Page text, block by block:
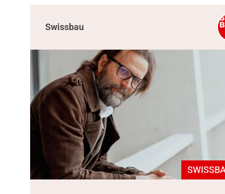
Swissbau